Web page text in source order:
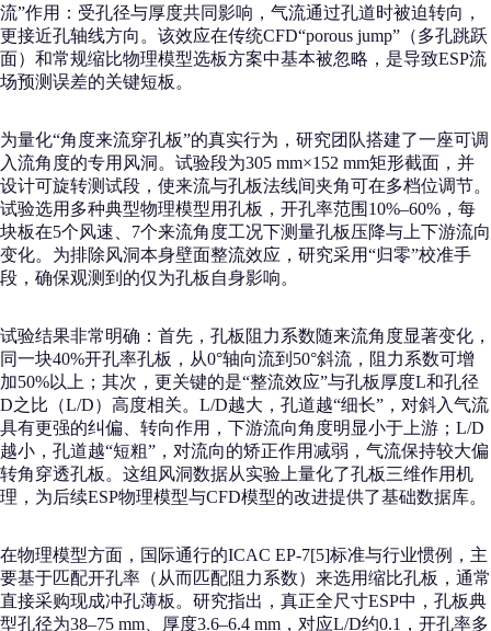
流”作用：受孔径与厚度共同影响，气流通过孔道时被迫转向，
更接近孔轴线方向。该效应在传统CFD“porous jump”（多孔跳跃
面）和常规缩比物理模型选板方案中基本被忽略，是导致ESP流
场预测误差的关键短板。
为量化“角度来流穿孔板”的真实行为，研究团队搭建了一座可调
入流角度的专用风洞。试验段为305 mm×152 mm矩形截面，并
设计可旋转测试段，使来流与孔板法线间夹角可在多档位调节。
试验选用多种典型物理模型用孔板，开孔率范围10%–60%，每
块板在5个风速、7个来流角度工况下测量孔板压降与上下游流向
变化。为排除风洞本身壁面整流效应，研究采用“归零”校准手
段，确保观测到的仅为孔板自身影响。
试验结果非常明确：首先，孔板阻力系数随来流角度显著变化，
同一块40%开孔率孔板，从0°轴向流到50°斜流，阻力系数可增
加50%以上；其次，更关键的是“整流效应”与孔板厚度L和孔径
D之比（L/D）高度相关。L/D越大，孔道越“细长”，对斜入气流
具有更强的纠偏、转向作用，下游流向角度明显小于上游；L/D
越小，孔道越“短粗”，对流向的矫正作用减弱，气流保持较大偏
转角穿透孔板。这组风洞数据从实验上量化了孔板三维作用机
理，为后续ESP物理模型与CFD模型的改进提供了基础数据库。
在物理模型方面，国际通行的ICAC EP-7[5]标准与行业惯例，主
要基于匹配开孔率（从而匹配阻力系数）来选用缩比孔板，通常
直接采购现成冲孔薄板。研究指出，真正全尺寸ESP中，孔板典
型孔径为38–75 mm、厚度3.6–6.4 mm，对应L/D约0.1，开孔率多